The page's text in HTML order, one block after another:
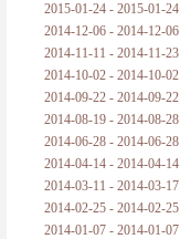
2015-01-24 - 2015-01-24
2014-12-06 - 2014-12-06
2014-11-11 - 2014-11-23
2014-10-02 - 2014-10-02
2014-09-22 - 2014-09-22
2014-08-19 - 2014-08-28
2014-06-28 - 2014-06-28
2014-04-14 - 2014-04-14
2014-03-11 - 2014-03-17
2014-02-25 - 2014-02-25
2014-01-07 - 2014-01-07